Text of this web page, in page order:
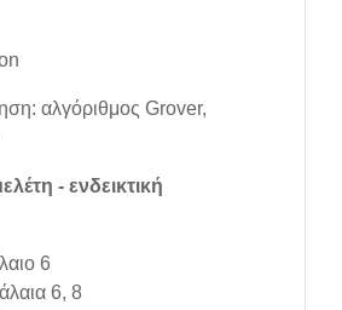
αλγόριθμος Grover,
- ενδεικτική
6
6, 8